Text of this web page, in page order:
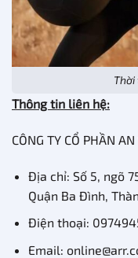
Thông tin liên hệ:
CÔNG TY CỔ PHẦN
Địa chỉ: Số 5, ngõ
Quận Ba Đình,
Điện thoại:
Email: